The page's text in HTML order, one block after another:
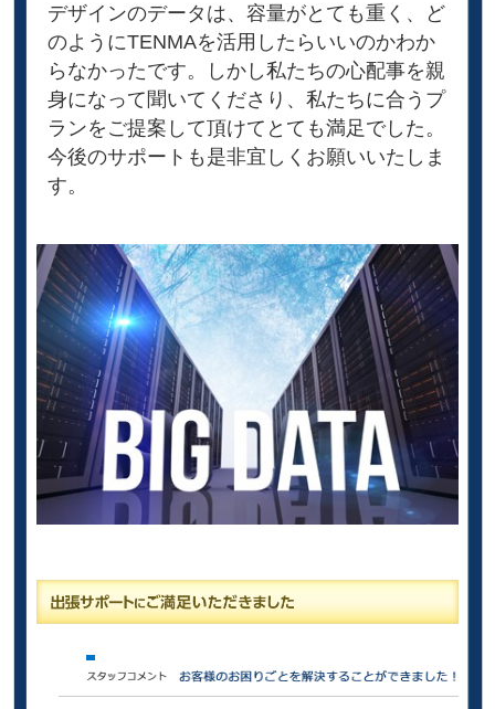
デザインのデータは、容量がとても重く、ど
のようにTENMAを活用したらいいのかわか
らなかったです。しかし私たちの心配事を親
身になって聞いてくださり、私たちに合うプ
ランをご提案して頂けてとても満足でした。
今後のサポートも是非宜しくお願いいたしま
す。